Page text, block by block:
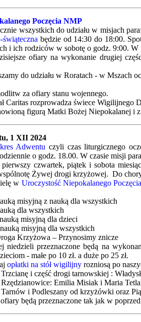
Poczęcia NMP
wszystkich do udziału w misjach
świąteczna będzie od 14:30 do 18:00.
i ich rodziców w sobotę o godz. 9:00.
ofiary na wykonanie drugiej
do udziału w Roratach - w
za ofiary stanu wojennego.
Caritas rozprowadza świece Wigilijnego
figurą Matki Bożej Niepokalanej i
1 XII 2024
Adwentu czyli czas liturgicznego
o godz. 18.00. W czasie misji
czwartek, piątek i sobota
Żywej drogi krzyżowej. Do
w Uroczystość Niepokalanego
misyjną z nauką dla wszystkich
dla wszystkich
misyjną dla dzieci
misyjną dla wszystkich
Krzyżowa – Przynosimy znicze
niedzieli przeznaczone będą na
- małe po 10 zł. a duże po 25 zł.
opłatki na stół wigilijny rozniosą po
i część drogi tarnowskiej :
Emilia Misiak i Maria
i Podleszany od krzyżówki oraz
będą przeznaczone tak jak w